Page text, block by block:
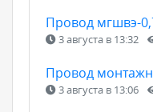
Провод мгшвэ-
3 августа в 13:32
Провод
3 августа в 13:06